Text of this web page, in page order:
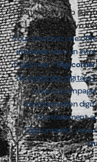
Création site web sur
boostez votre
Vous cherchez une
internetavec un
Craponne ?
dumarketing digital
nous
transformation
Contrairement
Digicomarket, vous